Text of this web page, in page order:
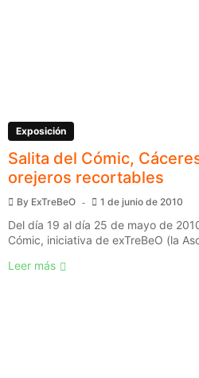
Exposición
Salita del Cómic,
orejeros recortables
By ExTreBeO 1 de junio de 2010
Del día 19 al día 25 de mayo de
Cómic, iniciativa de exTreBeO (la
Leer más